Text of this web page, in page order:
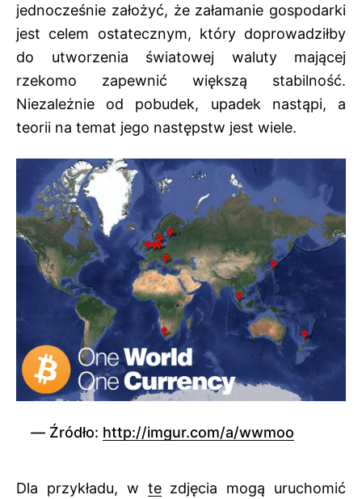
jednocześnie założyć, że załamanie gospodarki
jest celem ostatecznym, który doprowadziłby
do utworzenia światowej waluty mającej
rzekomo zapewnić większą stabilność.
Niezależnie od pobudek, upadek nastąpi, a
teorii na temat jego następstw jest wiele.
Źródło: http://imgur.com/a/wwmoo
Dla przykładu, w tezdjęcia mogą uruchomić